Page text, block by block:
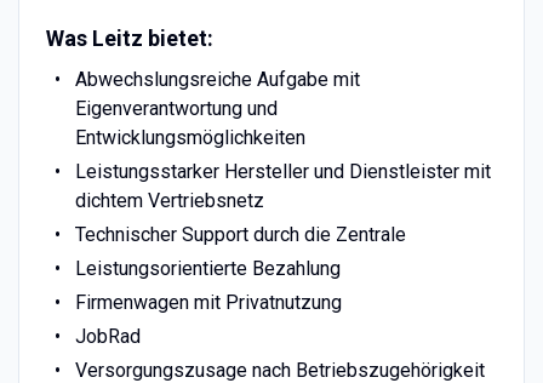
Was Leitz bietet:
Abwechslungsreiche Aufgabe mit
Eigenverantwortung und
Entwicklungsmöglichkeiten
Leistungsstarker Hersteller und Dienstleister mit
dichtem Vertriebsnetz
Technischer Support durch die Zentrale
Leistungsorientierte Bezahlung
Firmenwagen mit Privatnutzung
JobRad
Versorgungszusage nach Betriebszugehörigkeit